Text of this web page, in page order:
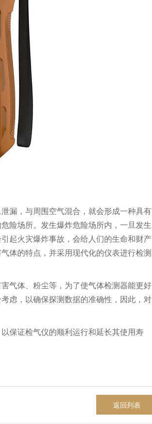
漏，与周围空气混合，就会形成一种具有
险场所。发生爆炸危险场所内，一旦发生
起火灾爆炸事故，会给人们的生命和财产
体的特点，并采用现代化的仪表进行检测
气体、粉尘等，为了使气体检测器能更好
虑，以确保探测数据的准确性，因此，对
保证检气仪的顺利运行和延长其使用寿
返回列表